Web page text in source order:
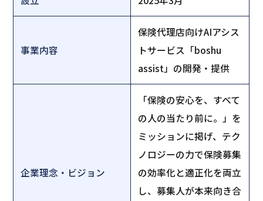
事業内容
保険代理店向けAIアシス
トサービス「boshu
assist」の開発・提供
企業理念・ビジョン
「保険の安心を、すべて
の人の当たり前に。」を
ミッションに掲げ、テク
ノロジーの力で保険募集
の効率化と適正化を両立
し、募集人が本来向き合